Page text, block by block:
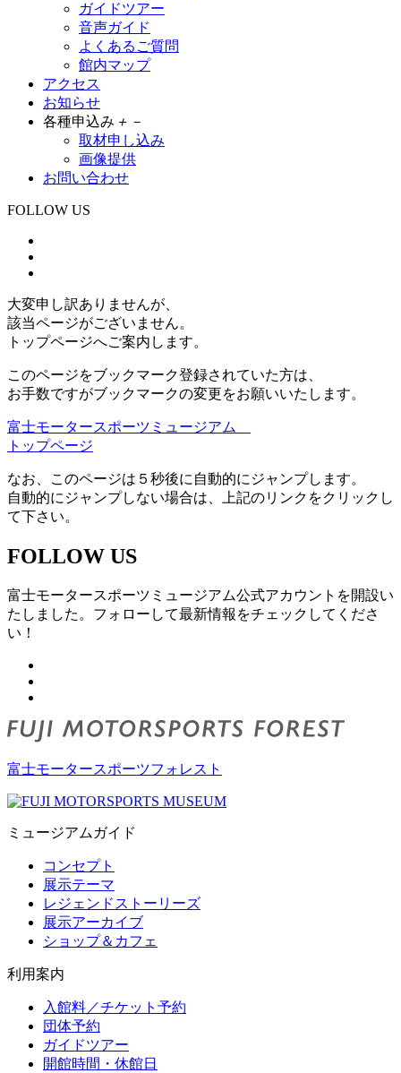
ガイドツアー
音声ガイド
よくあるご質問
館内マップ
アクセス
お知らせ
各種申込み ＋ －
取材申し込み
画像提供
お問い合わせ
FOLLOW US
大変申し訳ありませんが、
該当ページがございません。
トップページへご案内します。
このページをブックマーク登録されていた方は、
お手数ですがブックマークの変更をお願いいたします。
富士モータースポーツミュージアム
トップページ
なお、このページは５秒後に自動的にジャンプします。
自動的にジャンプしない場合は、上記のリンクをクリックし
て下さい。
FOLLOW US
富士モータースポーツミュージアム公式アカウントを開設い
たしました。フォローして最新情報をチェックしてくださ
い！
富士モータースポーツフォレスト
ミュージアムガイド
コンセプト
展示テーマ
レジェンドストーリーズ
展示アーカイブ
ショップ＆カフェ
利用案内
入館料／チケット予約
団体予約
ガイドツアー
開館時間・休館日